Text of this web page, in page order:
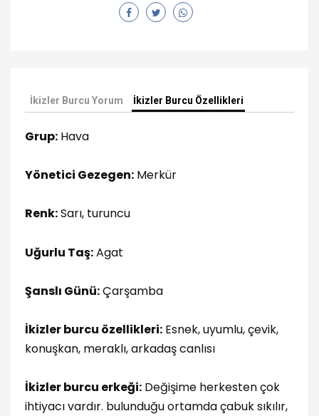
İkizler Burcu Yorum İkizler Burcu Özellikleri
Grup: Hava
Yönetici Gezegen: Merkür
Renk:Sarı, turuncu
Uğurlu Taş:Agat
Şanslı Günü:Çarşamba
İkizler burcu özellikleri: Esnek, uyumlu, çevik,
konuşkan, meraklı, arkadaş canlısı
İkizler burcu erkeği: Değişime herkesten çok
ihtiyacı vardır. bulunduğu ortamda çabuk sıkılır,